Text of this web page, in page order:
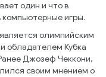
один и что в
компьютерные игры.
олимпийским
обладателем Кубка
Джозеф Чеккони,
своим мнением о